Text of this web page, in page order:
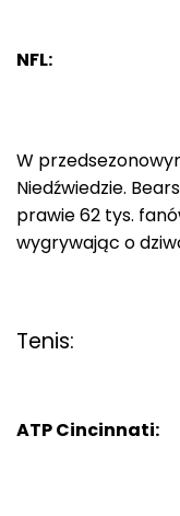
NFL:
W
Niedźwiedzie.
prawie 62 tys.
wygrywając o
Tenis:
ATP Cincinnati: